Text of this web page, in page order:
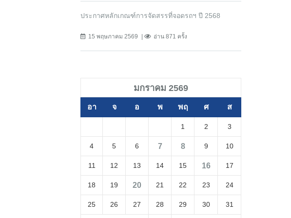
ประกาศหลักเกณฑ์การจัดสรรที่จอดรถฯ ปี 2568
15 พฤษภาคม 2569 อ่าน 871 ครั้ง
มกราคม 2569
อา จ อ พ พฤ ศ ส
1 2 3
4 5 6 7 8 9 10
11 12 13 14 15 16 17
18 19 20 21 22 23 24
25 26 27 28 29 30 31